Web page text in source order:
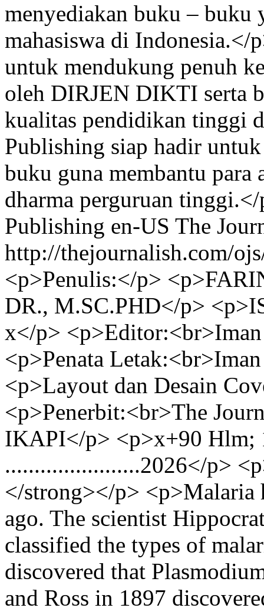
menyediakan buku – buku
mahasiswa di
untuk mendukung penuh
oleh DIRJEN DIKTI serta
kualitas pendidikan tinggi
Publishing siap hadir
buku guna membantu
dharma perguruan
Publishing en-US The
http://thejournalish.com/
<p>Penulis:</p>
DR., M.SC.PHD</p>
x</p>
<p>Penata
<p>Layout dan Desain
<p>Penerbit:<br>The
IKAPI</p> <p>x+90 Hlm;
.......................2026</p>
</strong></p> <p>Malaria
ago. The scientist
classified the types of
discovered that
and Ross in 1897